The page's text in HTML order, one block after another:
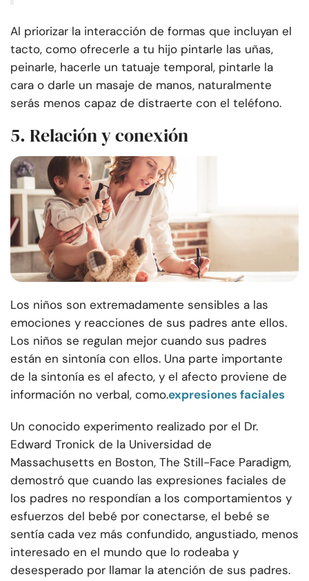
Al priorizar la interacción de formas que incluyan el
tacto, como ofrecerle a tu hijo pintarle las uñas,
peinarle, hacerle un tatuaje temporal, pintarle la
cara o darle un masaje de manos, naturalmente
serás menos capaz de distraerte con el teléfono.
5. Relación y conexión
Los niños son extremadamente sensibles a las
emociones y reacciones de sus padres ante ellos.
Los niños se regulan mejor cuando sus padres
están en sintonía con ellos. Una parte importante
de la sintonía es el afecto, y el afecto proviene de
información no verbal, como.expresiones faciales
Un conocido experimento realizado por el Dr.
Edward Tronick de la Universidad de
Massachusetts en Boston, The Still-Face Paradigm,
demostró que cuando las expresiones faciales de
los padres no respondían a los comportamientos y
esfuerzos del bebé por conectarse, el bebé se
sentía cada vez más confundido, angustiado, menos
interesado en el mundo que lo rodeaba y
desesperado por llamar la atención de sus padres.